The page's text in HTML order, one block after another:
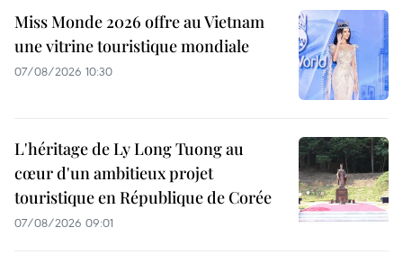
Miss Monde 2026 offre au Vietnam
une vitrine touristique mondiale
07/08/2026 10:30
L'héritage de Ly Long Tuong au
cœur d'un ambitieux projet
touristique en République de Corée
07/08/2026 09:01